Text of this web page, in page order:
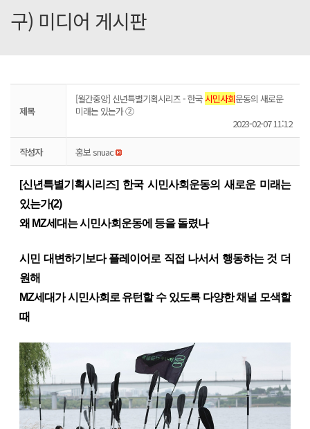
구) 미디어 게시판
제목
[월간중앙] 신년특별기획시리즈 - 한국시민사회운동의 새로운
미래는 있는가 ②
2023-02-07 11:12
작성자 홍보 snuac
[신년특별기획시리즈] 한국 시민사회운동의 새로운 미래는
있는가(2)
왜 MZ세대는 시민사회운동에 등을 돌렸나
시민 대변하기보다 플레이어로 직접 나서서 행동하는 것 더
원해
MZ세대가 시민사회로 유턴할 수 있도록 다양한 채널 모색할
때